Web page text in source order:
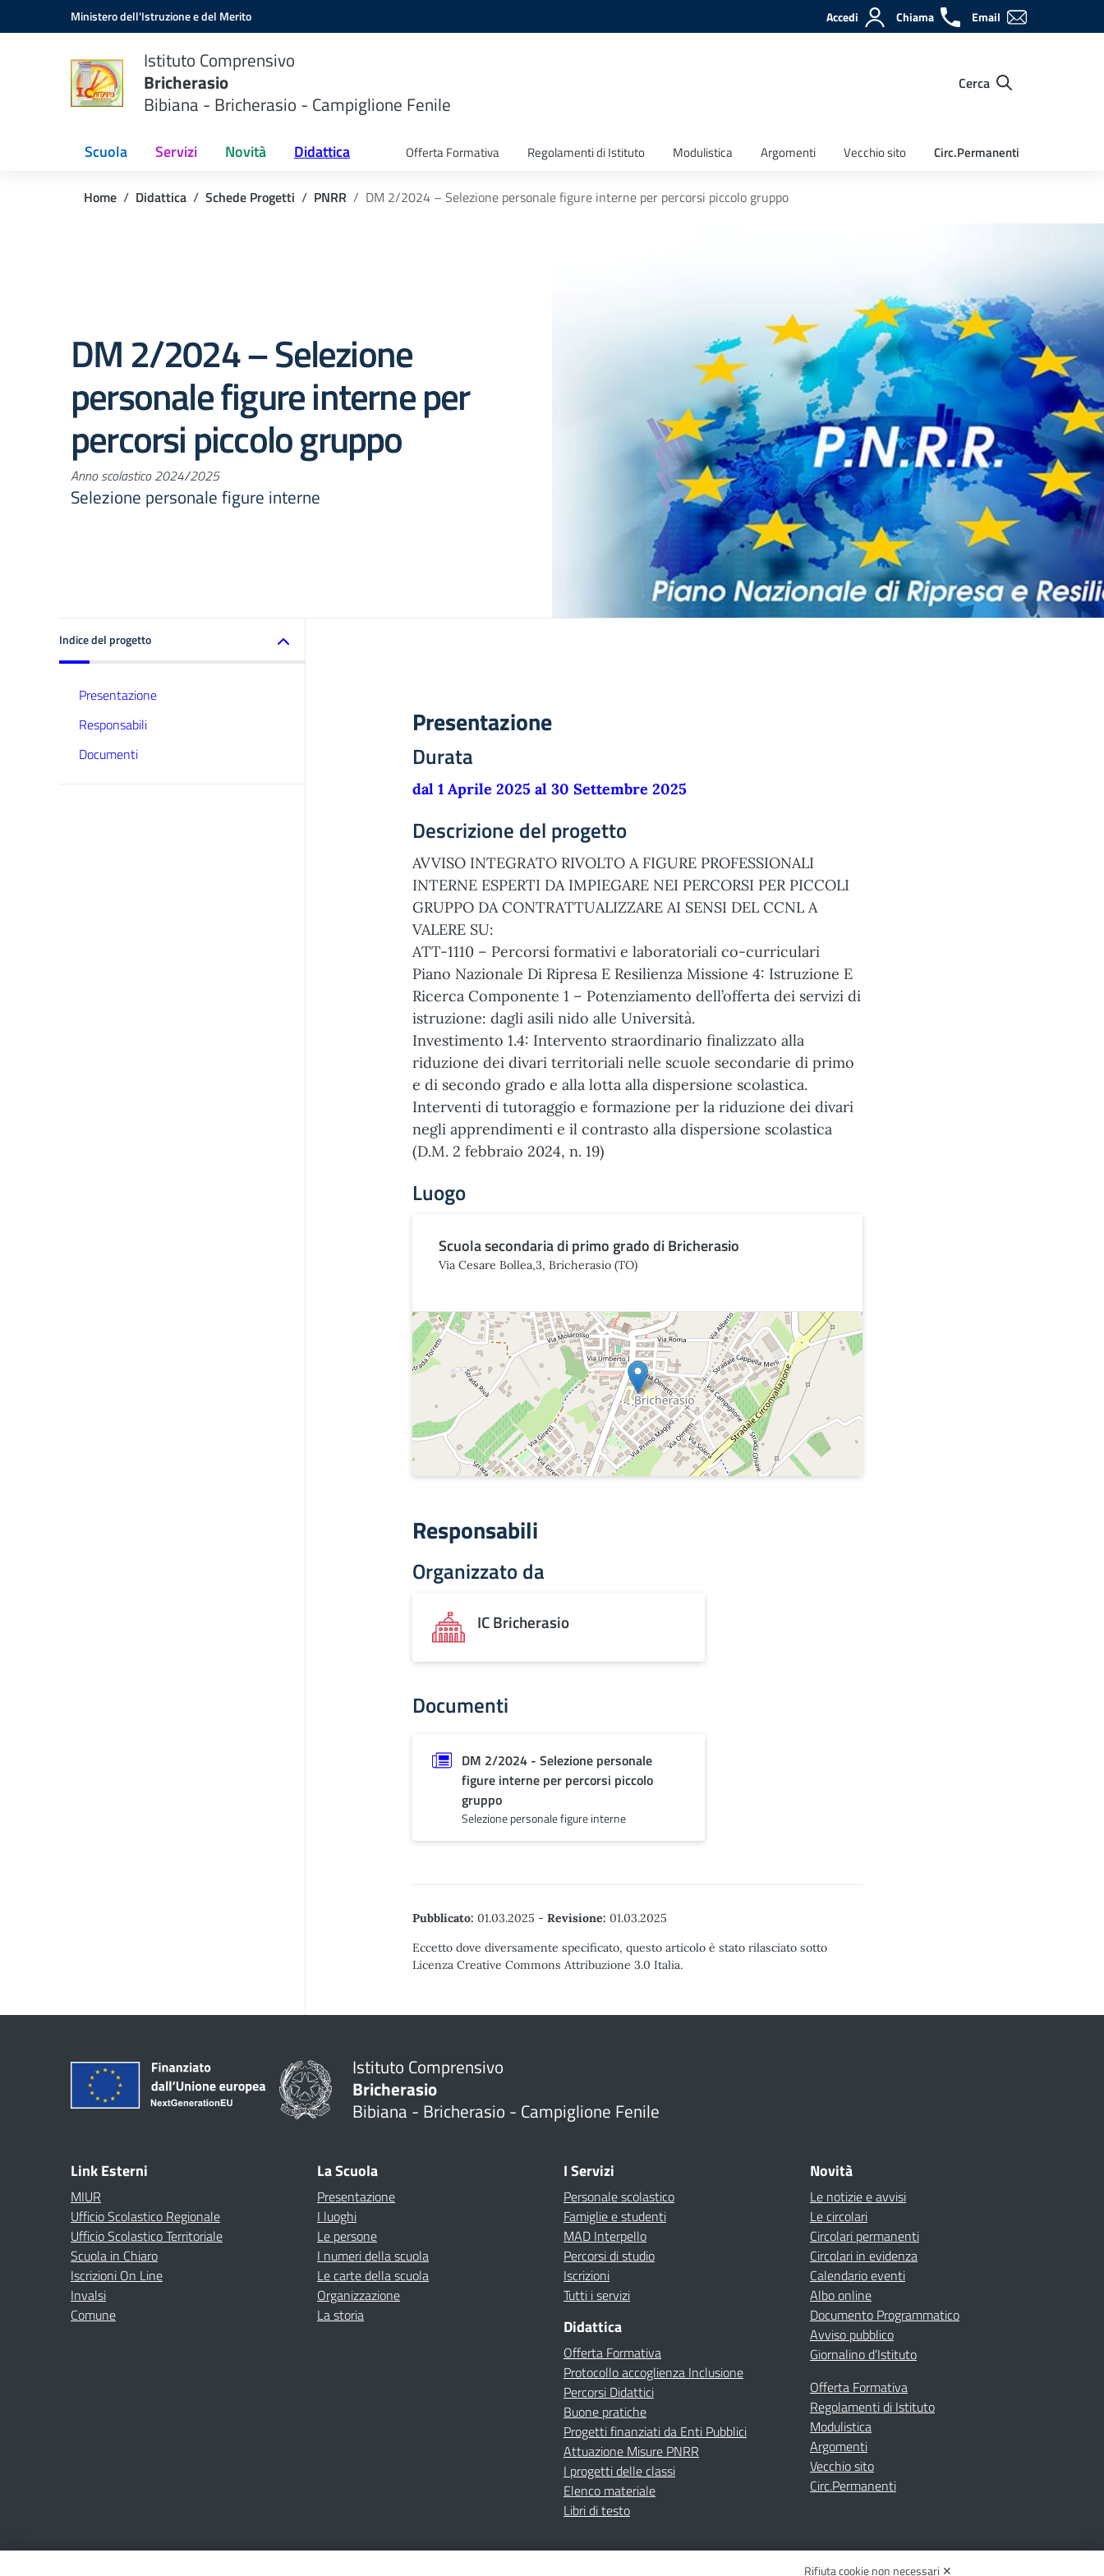
Vai ai contenuti
Vai al menu di navigazioneMinistero dell'Istruzione e del Merito Accedi Chiama Email
Istituto Comprensivo
Bricherasio
Bibiana - Bricherasio - Campiglione Fenile
Cerca
Scuola Servizi Novità Didattica Offerta Formativa Regolamenti di Istituto Modulistica Argomenti Vecchio sito Circ.Permanenti
Home Didattica Schede Progetti PNRR DM 2/2024 – Selezione personale figure interne per percorsi piccolo gruppo
DM 2/2024 – Selezione
personale figure interne per
percorsi piccolo gruppo
Anno scolastico 2024/2025
Selezione personale figure interne
Indice del progetto
Presentazione
Responsabili
Documenti
Presentazione
Durata
dal 1 Aprile 2025 al 30 Settembre 2025
Descrizione del progetto
AVVISO INTEGRATO RIVOLTO A FIGURE PROFESSIONALI
INTERNE ESPERTI DA IMPIEGARE NEI PERCORSI PER PICCOLI
GRUPPO DA CONTRATTUALIZZARE AI SENSI DEL CCNL A
VALERE SU:
ATT-1110 – Percorsi formativi e laboratoriali co-curriculari
Piano Nazionale Di Ripresa E Resilienza Missione 4: Istruzione E
Ricerca Componente 1 – Potenziamento dell’offerta dei servizi di
istruzione: dagli asili nido alle Università.
Investimento 1.4: Intervento straordinario finalizzato alla
riduzione dei divari territoriali nelle scuole secondarie di primo
e di secondo grado e alla lotta alla dispersione scolastica.
Interventi di tutoraggio e formazione per la riduzione dei divari
negli apprendimenti e il contrasto alla dispersione scolastica
(D.M. 2 febbraio 2024, n. 19)
Luogo
Scuola secondaria di primo grado di Bricherasio
Via Cesare Bollea,3, Bricherasio (TO)
Responsabili
Organizzato da
IC Bricherasio
Documenti
DM 2/2024 - Selezione personale
figure interne per percorsi piccolo
gruppo
Selezione personale figure interne
Pubblicato: 01.03.2025 - Revisione: 01.03.2025
Eccetto dove diversamente specificato, questo articolo è stato rilasciato sotto
Licenza Creative Commons Attribuzione 3.0 Italia.
Istituto Comprensivo
Bricherasio
Bibiana - Bricherasio - Campiglione Fenile
Link Esterni
MIUR
Ufficio Scolastico Regionale
Ufficio Scolastico Territoriale
Scuola in Chiaro
Iscrizioni On Line
Invalsi
Comune
La Scuola
Presentazione
I luoghi
Le persone
I numeri della scuola
Le carte della scuola
Organizzazione
La storia
I Servizi
Personale scolastico
Famiglie e studenti
MAD Interpello
Percorsi di studio
Iscrizioni
Tutti i servizi
Didattica
Offerta Formativa
Protocollo accoglienza Inclusione
Percorsi Didattici
Buone pratiche
Progetti finanziati da Enti Pubblici
Attuazione Misure PNRR
I progetti delle classi
Elenco materiale
Libri di testo
Novità
Le notizie e avvisi
Le circolari
Circolari permanenti
Circolari in evidenza
Calendario eventi
Albo online
Documento Programmatico
Avviso pubblico
Giornalino d’Istituto
Offerta Formativa
Regolamenti di Istituto
Modulistica
Argomenti
Vecchio sito
Circ.Permanenti
Amministrazione TrasparenteAlbo onlinePrivacy PolicyDichiarazione di accessibilitàContattiNote Legali
Rifiuta cookie non necessari ✕